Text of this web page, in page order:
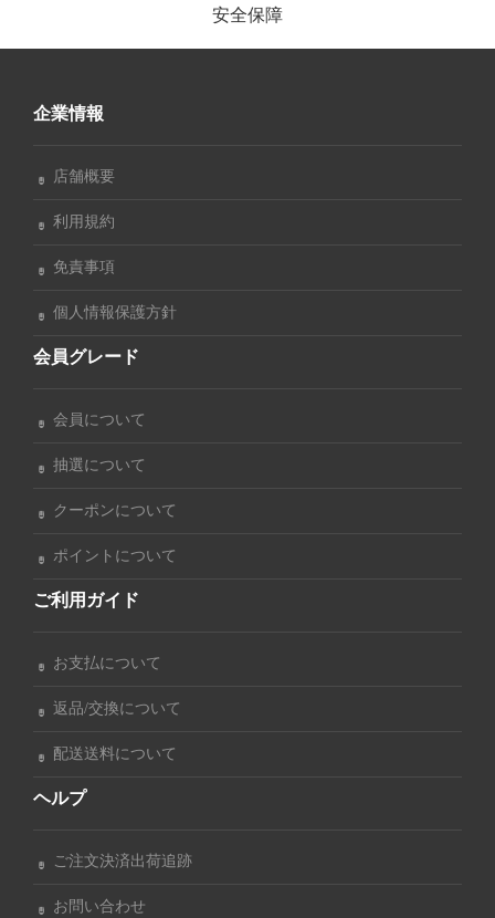
安全保障
企業情報
店舗概要
利用規約
免責事項
個人情報保護方針
会員グレード
会員について
抽選について
クーポンについて
ポイントについて
ご利用ガイド
お支払について
返品/交換について
配送送料について
ヘルプ
ご注文決済出荷追跡
お問い合わせ